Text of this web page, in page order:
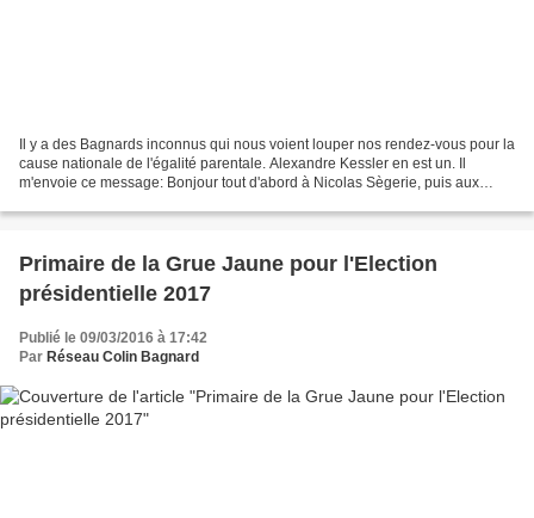
Il y a des Bagnards inconnus qui nous voient louper nos rendez-vous pour la
cause nationale de l'égalité parentale. Alexandre Kessler en est un. Il
m'envoie ce message: Bonjour tout d'abord à Nicolas Sègerie, puis aux
Primaire de la Grue Jaune pour l'Election
présidentielle 2017
Publié le 09/03/2016 à 17:42
Par Réseau Colin Bagnard